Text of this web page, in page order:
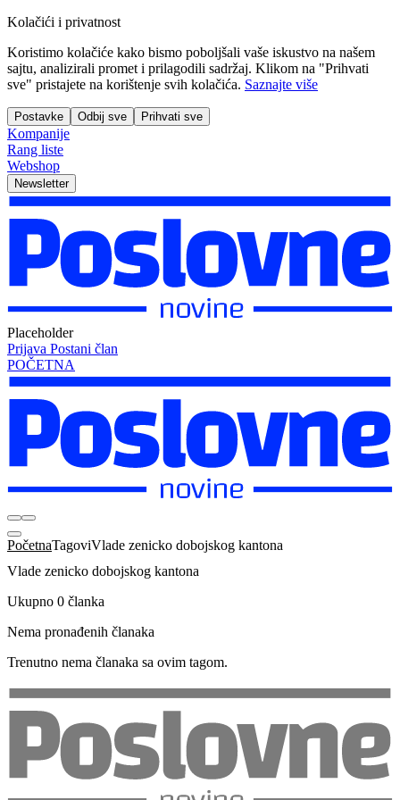
Kolačići i privatnost
Koristimo kolačiće kako bismo poboljšali vaše iskustvo na našem
sajtu, analizirali promet i prilagodili sadržaj. Klikom na "Prihvati
sve" pristajete na korištenje svih kolačića. Saznajte više
Postavke Odbij sve Prihvati sve
Kompanije
Rang liste
Webshop
Newsletter
Placeholder
Prijava Postani član
POČETNA
PočetnaTagoviVlade zenicko dobojskog kantona
Vlade zenicko dobojskog kantona
Ukupno 0 članka
Nema pronađenih članaka
Trenutno nema članaka sa ovim tagom.